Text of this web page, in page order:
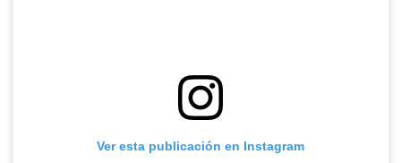
Ver esta publicación en Instagram